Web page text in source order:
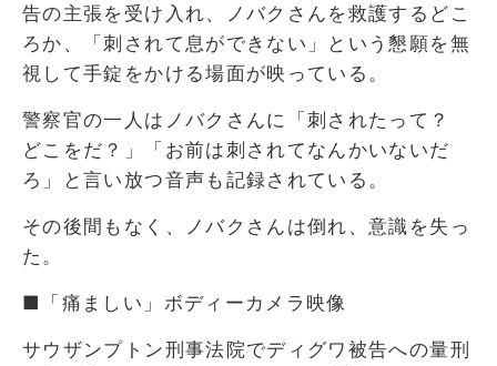
告の主張を受け入れ、ノバクさんを救護するどこ
ろか、「刺されて息ができない」という懇願を無
視して手錠をかける場面が映っている。
警察官の一人はノバクさんに「刺されたって？
どこをだ？」「お前は刺されてなんかいないだ
ろ」と言い放つ音声も記録されている。
その後間もなく、ノバクさんは倒れ、意識を失っ
た。
■「痛ましい」ボディーカメラ映像
サウザンプトン刑事法院でディグワ被告への量刑